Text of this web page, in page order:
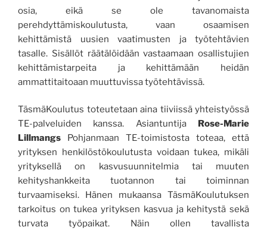
osia, eikä se ole tavanomaista
perehdyttämiskoulutusta, vaan osaamisen
kehittämistä uusien vaatimusten ja työtehtävien
tasalle. Sisällöt räätälöidään vastaamaan osallistujien
kehittämistarpeita ja kehittämään heidän
ammattitaitoaan muuttuvissa työtehtävissä.
TäsmäKoulutus toteutetaan aina tiiviissä yhteistyössä
TE-palveluiden kanssa. Asiantuntija
Rose-Marie
Lillmangs Pohjanmaan TE-toimistosta toteaa, että
yrityksen henkilöstökoulutusta voidaan tukea, mikäli
yrityksellä on kasvusuunnitelmia tai muuten
kehityshankkeita tuotannon tai toiminnan
turvaamiseksi. Hänen mukaansa TäsmäKoulutuksen
tarkoitus on tukea yrityksen kasvua ja kehitystä sekä
turvata työpaikat. Näin ollen tavallista